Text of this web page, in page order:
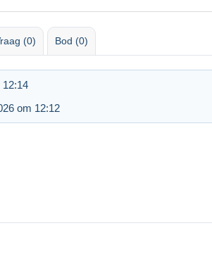
(0) Bod (0)
12:14
om 12:12